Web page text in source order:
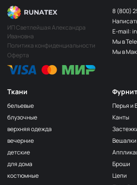
(Т.Бирюзовый)
МП-20-198
2Т.Бирюзовый
МП-20-203/2
1Св.Бирюзовый
Аквамарин(Т.Бирюзовый)
МП-20-245
F222/2
волна
МП-20-F222/2
МП-20-F222/3
F257 Аквамарин
МП-20-F257
Ткани
бельевые
блузочные
верхняя одежда
вечерние
детские
для дома
костюмные
Перья и
Канты
Броши
Цепи
ИП Светлейшая Александра
Ивановна
Политика конфиденциальности
Оферта
8 (800)
E-mail:
Мы в
Мы в